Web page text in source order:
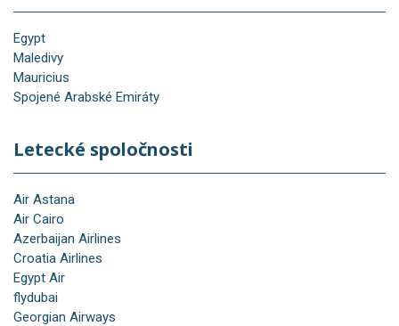
Egypt
Maledivy
Mauricius
Spojené Arabské Emiráty
Letecké spoločnosti
Air Astana
Air Cairo
Azerbaijan Airlines
Croatia Airlines
Egypt Air
flydubai
Georgian Airways